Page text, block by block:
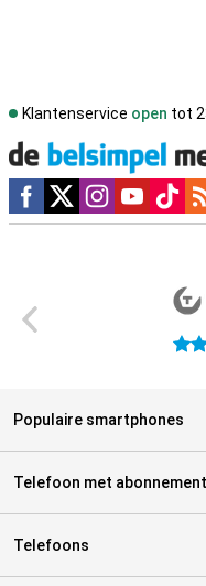
Klantenservice open tot
Social media
4.5
Populaire smartphones
Telefoon met abonnement
Telefoons